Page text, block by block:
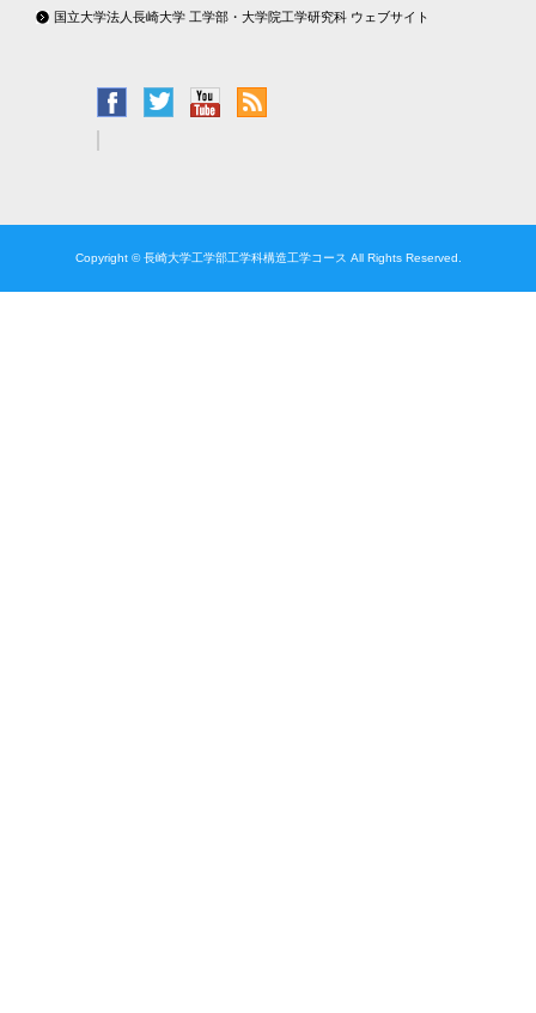
国立大学法人長崎大学 工学部・大学院工学研究科 ウェブサイト
Copyright © 長崎大学工学部工学科構造工学コース All Rights Reserved.